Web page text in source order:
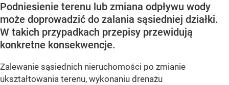
Podniesienie terenu lub zmiana odpływu wody
może doprowadzić do zalania sąsiedniej działki.
W takich przypadkach przepisy przewidują
konkretne konsekwencje.
Zalewanie sąsiednich nieruchomości po zmianie
ukształtowania terenu, wykonaniu drenażu